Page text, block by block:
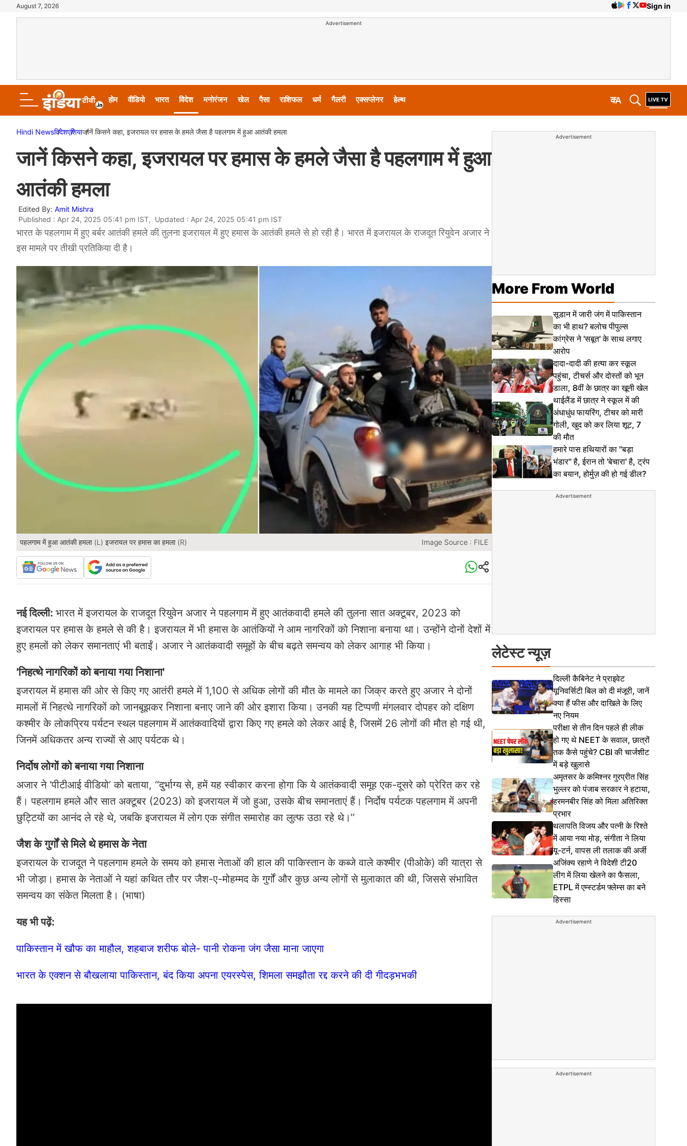
August 7, 2026 Sign in
Advertisement
होम वीडियो भारत विदेश मनोरंजन खेल पैसा राशिफल धर्म गैलरी एक्सप्लेनर हेल्थ A
क
Hindi Newsविदेशएशियाजानें किसने कहा, इजरायल पर हमास के हमले जैसा है पहलगाम में हुआ आतंकी हमला
जानें किसने कहा, इजरायल पर हमास के हमले जैसा है पहलगाम में हुआ
आतंकी हमला
Edited By: Amit Mishra
Published : Apr 24, 2025 05:41 pm IST, Updated : Apr 24, 2025 05:41 pm IST
भारत के पहलगाम में हुए बर्बर आतंकी हमले की तुलना इजरायल में हुए हमास के आतंकी हमले से हो रही है। भारत में इजरायल के राजदूत रियुवेन अजार ने
इस मामले पर तीखी प्रतिकिया दी है।
पहलगाम में हुआ आतंकी हमला (L) इजरायल पर हमास का हमला (R) Image Source : FILE
नई दिल्ली: भारत में इजरायल के राजदूत रियुवेन अजार ने पहलगाम में हुए आतंकवादी हमले की तुलना सात अक्टूबर, 2023 को
इजरायल पर हमास के हमले से की है। इजरायल में भी हमास के आतंकियों ने आम नागरिकों को निशाना बनाया था। उन्होंने दोनों देशों में
हुए हमलों को लेकर समानताएं भी बताईं। अजार ने आतंकवादी समूहों के बीच बढ़ते समन्वय को लेकर आगाह भी किया।
'निहत्थे नागरिकों को बनाया गया निशाना'
इजरायल में हमास की ओर से किए गए आतंरी हमले में 1,100 से अधिक लोगों की मौत के मामले का जिक्र करते हुए अजार ने दोनों
मामलों में निहत्थे नागरिकों को जानबूझकर निशाना बनाए जाने की ओर इशारा किया। उनकी यह टिप्पणी मंगलवार दोपहर को दक्षिण
कश्मीर के लोकप्रिय पर्यटन स्थल पहलगाम में आतंकवादियों द्वारा किए गए हमले को लेकर आई है, जिसमें 26 लोगों की मौत हो गई थी,
जिनमें अधिकतर अन्य राज्यों से आए पर्यटक थे।
निर्दोष लोगों को बनाया गया निशाना
अजार ने ‘पीटीआई वीडियो’ को बताया, ‘‘दुर्भाग्य से, हमें यह स्वीकार करना होगा कि ये आतंकवादी समूह एक-दूसरे को प्रेरित कर रहे
हैं। पहलगाम हमले और सात अक्टूबर (2023) को इजरायल में जो हुआ, उसके बीच समानताएं हैं। निर्दोष पर्यटक पहलगाम में अपनी
छुट्टियों का आनंद ले रहे थे, जबकि इजरायल में लोग एक संगीत समारोह का लुत्फ उठा रहे थे।’’
जैश के गुर्गों से मिले थे हमास के नेता
इजरायल के राजदूत ने पहलगाम हमले के समय को हमास नेताओं की हाल की पाकिस्तान के कब्जे वाले कश्मीर (पीओके) की यात्रा से
भी जोड़ा। हमास के नेताओं ने यहां कथित तौर पर जैश-ए-मोहम्मद के गुर्गों और कुछ अन्य लोगों से मुलाकात की थी, जिससे संभावित
समन्वय का संकेत मिलता है। (भाषा)
यह भी पढ़ें:
पाकिस्तान में खौफ का माहौल, शहबाज शरीफ बोले- पानी रोकना जंग जैसा माना जाएगा
भारत के एक्शन से बौखलाया पाकिस्तान, बंद किया अपना एयरस्पेस, शिमला समझौता रद्द करने की दी गीदड़भभकी
Advertisement
More From World
सूडान में जारी जंग में पाकिस्तान
का भी हाथ? बलोच पीपुल्स
कांग्रेस ने 'सबूत' के साथ लगाए
आरोप
दादा-दादी की हत्या कर स्कूल
पहुंचा, टीचर्स और दोस्तों को भून
डाला, 8वीं के छात्र का खूनी खेल
थाईलैंड में छात्र ने स्कूल में की
अंधाधुंध फायरिंग, टीचर को मारी
गोली, खुद को कर लिया शूट, 7
की मौत
हमारे पास हथियारों का "बड़ा
भंडार" है, ईरान तो 'बेचारा' है, ट्रंप
का बयान, होर्मुज़ की हो गई डील?
Advertisement
लेटेस्ट न्यूज़
दिल्ली कैबिनेट ने प्राइवेट
यूनिवर्सिटी बिल को दी मंजूरी, जानें
क्या हैं फीस और दाखिले के लिए
नए नियम
परीक्षा से तीन दिन पहले ही लीक
हो गए थे NEET के सवाल, छात्रों
तक कैसे पहुंचे? CBI की चार्जशीट
में बड़े खुलासे
अमृतसर के कमिश्नर गुरप्रीत सिंह
भुल्लर को पंजाब सरकार ने हटाया,
हरमनबीर सिंह को मिला अतिरिक्त
प्रभार
थलापति विजय और पत्नी के रिश्ते
में आया नया मोड़, संगीता ने लिया
यू-टर्न, वापस ली तलाक की अर्जी
अजिंक्य रहाणे ने विदेशी टी20
लीग में लिया खेलने का फैसला,
ETPL में एम्स्टर्डम फ्लेम्स का बने
हिस्सा
Advertisement
Advertisement